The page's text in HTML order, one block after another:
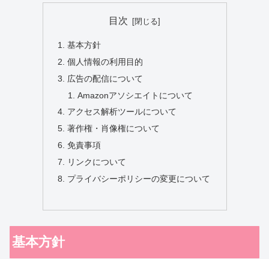
目次
基本方針
個人情報の利用目的
広告の配信について
Amazonアソシエイトについて
アクセス解析ツールについて
著作権・肖像権について
免責事項
リンクについて
プライバシーポリシーの変更について
基本方針